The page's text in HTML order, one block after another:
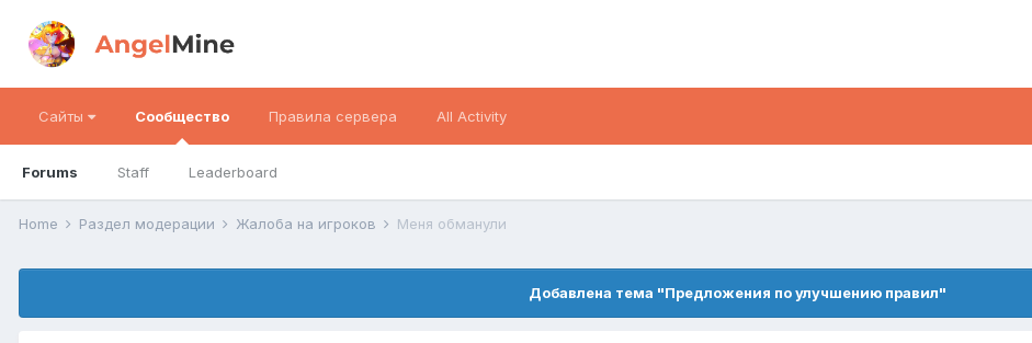
Сайты Сообщество
Forums Staff Leaderboard
Правила сервера All Activity
Home Раздел модерации Жалоба на игроков Меня обманули
Добавлена тема "Предложения по улучшению правил"